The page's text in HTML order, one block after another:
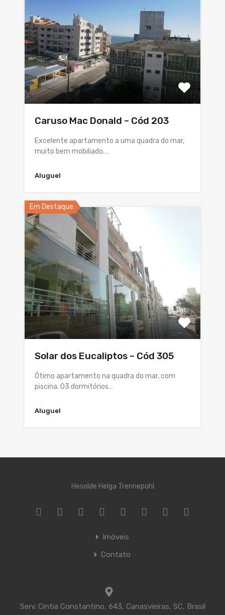
Caruso Mac Donald – Cód 203
Excelente apartamento a uma quadra do mar,
muito bem mobiliado.…
Aluguel
Em Destaque
Solar dos Eucaliptos – Cód 305
Ótimo apartamento na quadra do mar, com
piscina. 03 dormitórios…
Aluguel
Hesolde Helga Trennepohl
Imóveis
Contato
Serv. Cintia Constantino, 643, Canasvieiras, SC, Brasil